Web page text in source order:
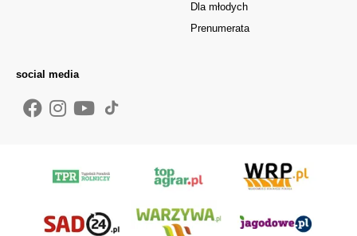
Dla młodych
Prenumerata
social media